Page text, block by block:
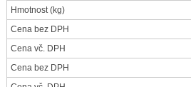
Hmotnost(kg)
Cena bez DPH
Cena vč. DPH
Cena bez DPH